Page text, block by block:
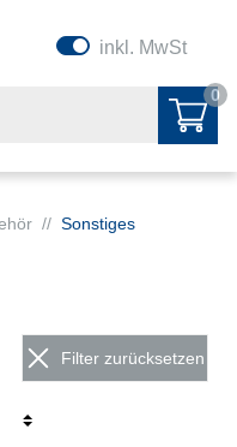
inkl. MwSt
0
// Sonstiges
Filter zurücksetzen